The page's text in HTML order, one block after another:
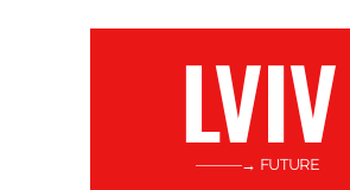
LVIV
———→ FUTURE